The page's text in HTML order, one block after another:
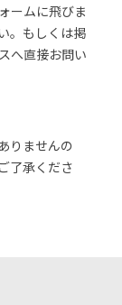
ームに飛びま
。もしくは掲
へ直接お問い
りませんの
了承くださ